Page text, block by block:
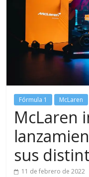
Fórmula 1 McLaren
McLaren
sus
11 de febrero de 2022